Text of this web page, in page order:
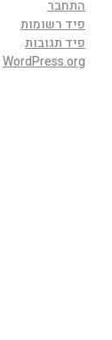
התחבר
פיד רשומות
פיד תגובות
WordPress.org